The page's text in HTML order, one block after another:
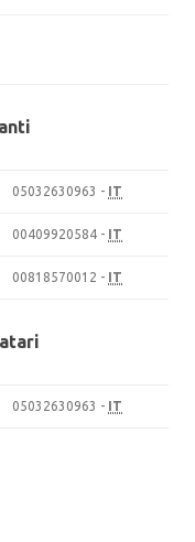
05032630963 - IT
00409920584 - IT
00818570012 - IT
05032630963 - IT